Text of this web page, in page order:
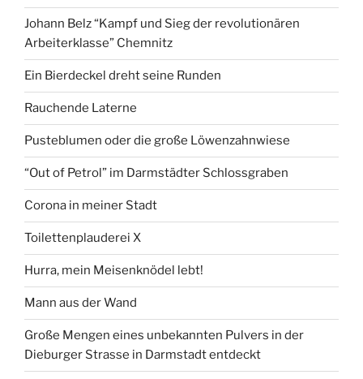
immer
nur
Plastikblumen
bekommen
Johann Belz “Kampf und Sieg der revolutionären
Arbeiterklasse” Chemnitz
Ein Bierdeckel dreht seine Runden
Rauchende Laterne
Pusteblumen oder die große Löwenzahnwiese
“Out of Petrol” im Darmstädter Schlossgraben
Corona in meiner Stadt
Toilettenplauderei X
Hurra, mein Meisenknödel lebt!
Mann aus der Wand
Große Mengen eines unbekannten Pulvers in der
Dieburger Strasse in Darmstadt entdeckt